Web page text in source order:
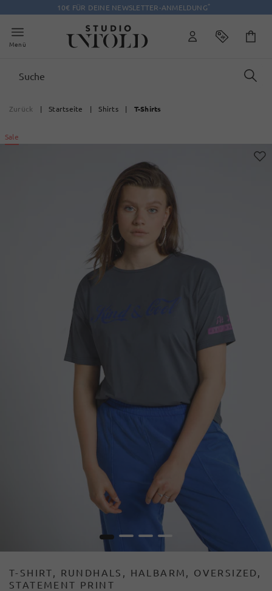
10€ FÜR DEINE NEWSLETTER-ANMELDUNG*
Menü
Zurück | Startseite | Shirts | T-Shirts
Sale
1 2 3 4
T-SHIRT, RUNDHALS, HALBARM, OVERSIZED,
STATEMENT PRINT